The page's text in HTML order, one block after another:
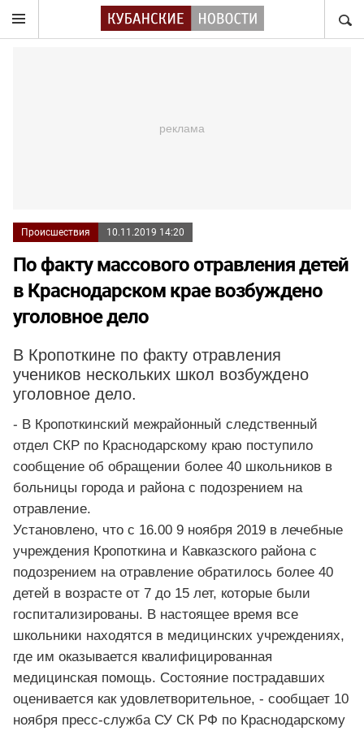
Происшествия 10.11.2019 14:20
По факту массового отравления детей
в Краснодарском крае возбуждено
уголовное дело
В Кропоткине по факту отравления
учеников нескольких школ возбуждено
уголовное дело.
- В Кропоткинский межрайонный следственный
отдел СКР по Краснодарскому краю поступило
сообщение об обращении более 40 школьников в
больницы города и района с подозрением на
отравление.
Установлено, что с 16.00 9 ноября 2019 в лечебные
учреждения Кропоткина и Кавказского района с
подозрением на отравление обратилось более 40
детей в возрасте от 7 до 15 лет, которые были
госпитализированы. В настоящее время все
школьники находятся в медицинских учреждениях,
где им оказывается квалифицированная
медицинская помощь. Состояние пострадавших
оценивается как удовлетворительное, - сообщает 10
ноября пресс-служба СУ СК РФ по Краснодарскому